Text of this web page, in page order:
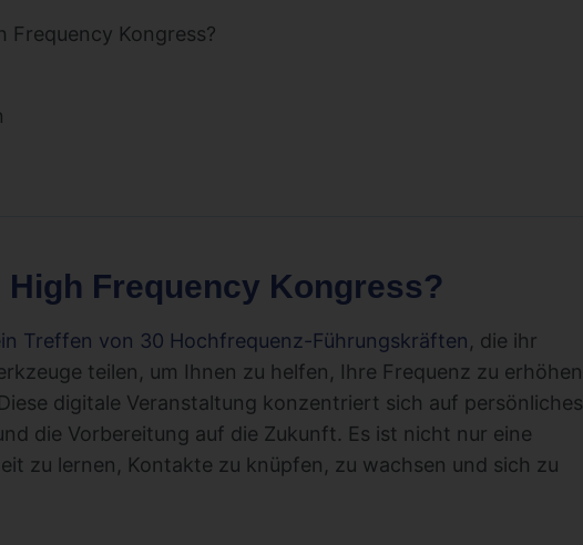
Frequency Kongress?
Frequency Kongress?
Treffen von 30 Hochfrequenz-Führungskräften, die ihr
teilen, um Ihnen zu helfen, Ihre Frequenz zu erhöhen
digitale Veranstaltung konzentriert sich auf persönliches
die Vorbereitung auf die Zukunft. Es ist nicht nur eine
zu lernen, Kontakte zu knüpfen, zu wachsen und sich zu